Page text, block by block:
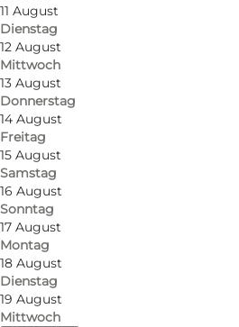
11 August
Dienstag
12 August
Mittwoch
13 August
Donnerstag
14 August
Freitag
15 August
Samstag
16 August
Sonntag
17 August
Montag
18 August
Dienstag
19 August
Mittwoch